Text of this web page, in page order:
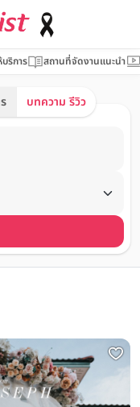
บริการ สถานที่จัดงานแนะนำ
บทความ รีวิว